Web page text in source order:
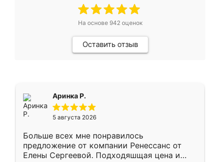
На основе 942оценок
Оставить отзыв
Аринка Р.
5 августа 2026
Больше всех мне понравилось
предложение от компании Ренессанс от
Елены Сергеевой. Подходяшщая цена и